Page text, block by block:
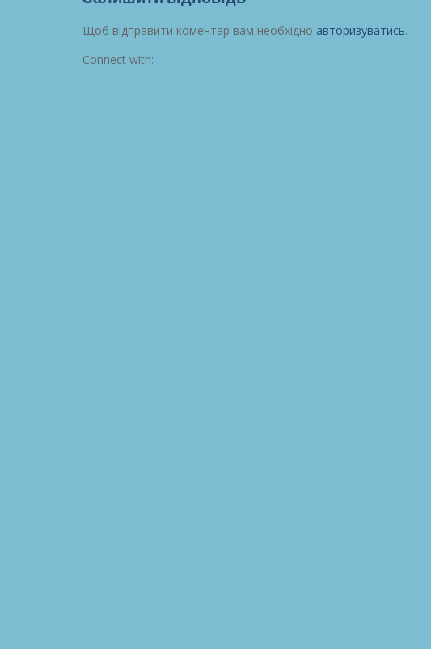
Щоб відправити коментар вам необхідно авторизуватись.
Connect with: